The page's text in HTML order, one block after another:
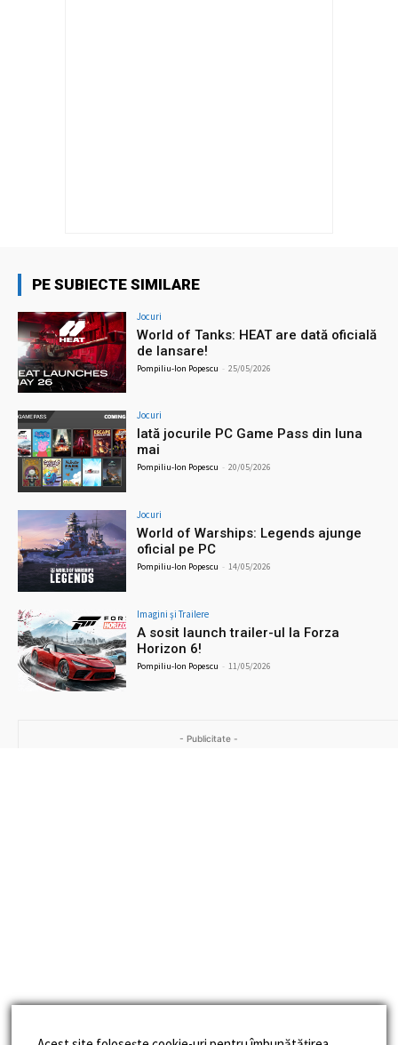
PE SUBIECTE SIMILARE
Jocuri
World of Tanks: HEAT are dată oficială
de lansare!
Pompiliu-Ion Popescu - 25/05/2026
Jocuri
Iată jocurile PC Game Pass din luna
mai
Pompiliu-Ion Popescu - 20/05/2026
Jocuri
World of Warships: Legends ajunge
oficial pe PC
Pompiliu-Ion Popescu - 14/05/2026
Imagini şi Trailere
A sosit launch trailer-ul la Forza
Horizon 6!
Pompiliu-Ion Popescu - 11/05/2026
- Publicitate -